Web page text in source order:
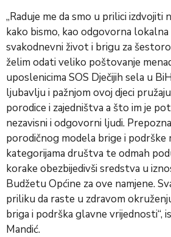
„Raduje me da smo u prilici izdvojiti
kako bismo, kao odgovorna lokalna
svakodnevni život i brigu za
želim odati veliko poštovanje
uposlenicima SOS Dječijih sela u
ljubavlju i pažnjom ovoj djeci
porodice i zajedništva a što im je
nezavisni i odgovorni ljudi.
porodičnog modela brige i podrške
kategorijama društva te odmah
korake obezbijedivši sredstva u
Budžetu Općine za ove namjene.
priliku da raste u zdravom
briga i podrška glavne vrijednosti“,
Mandić.